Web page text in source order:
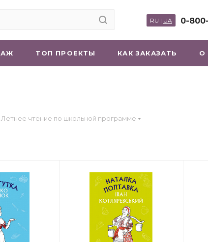
0-
RU | UA
ТОП ПРОЕКТЫ КАК ЗАКАЗАТЬ О
Летнее чтение по школьной программе